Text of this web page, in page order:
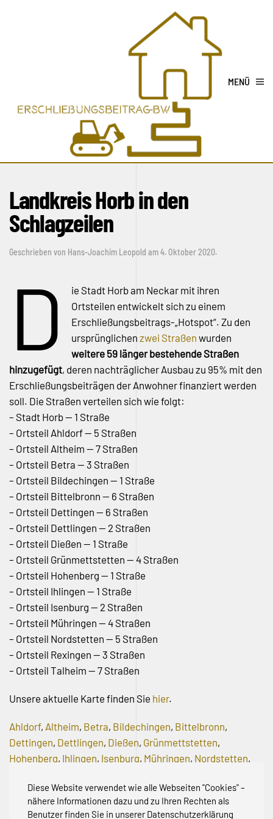
Diese Website verwendet wie alle Webseiten "Cookies" –
nähere Informationen dazu und zu Ihren Rechten als
Benutzer finden Sie in unserer Datenschutzerklärung
MENÜ
Landkreis Horb in den
Schlagzeilen
Geschrieben von Hans-Joachim Leopold am4. Oktober 2020.
D
ie Stadt Horb am Neckar mit ihren
Ortsteilen entwickelt sich zu einem
Erschließungsbeitrags-„Hotspot“. Zu den
ursprünglichenzwei Straßen wurden
weitere 59 länger bestehende Straßen
hinzugefügt, deren nachträglicher Ausbau zu 95% mit den
Erschließungsbeiträgen der Anwohner finanziert werden
soll. Die Straßen verteilen sich wie folgt:
– Stadt Horb — 1 Straße
– Ortsteil Ahldorf — 5 Straßen
– Ortsteil Altheim — 7 Straßen
– Ortsteil Betra — 3 Straßen
– Ortsteil Bildechingen — 1 Straße
– Ortsteil Bittelbronn — 6 Straßen
– Ortsteil Dettingen — 6 Straßen
– Ortsteil Dettlingen — 2 Straßen
– Ortsteil Dießen — 1 Straße
– Ortsteil Grünmettstetten — 4 Straßen
– Ortsteil Hohenberg — 1 Straße
– Ortsteil Ihlingen — 1 Straße
– Ortsteil Isenburg — 2 Straßen
– Ortsteil Mühringen — 4 Straßen
– Ortsteil Nordstetten — 5 Straßen
– Ortsteil Rexingen — 3 Straßen
– Ortsteil Talheim — 7 Straßen
Unsere aktuelle Karte finden Sie hier.
Ahldorf, Altheim, Betra, Bildechingen, Bittelbronn,
Dettingen, Dettlingen, Dießen, Grünmettstetten,
Hohenberg, Ihlingen, Isenburg, Mühringen, Nordstetten,
Vorherige Nächste